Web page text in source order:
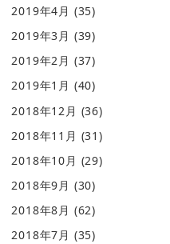
2019年4月 (35)
2019年3月 (39)
2019年2月 (37)
2019年1月 (40)
2018年12月 (36)
2018年11月 (31)
2018年10月 (29)
2018年9月 (30)
2018年8月 (62)
2018年7月 (35)